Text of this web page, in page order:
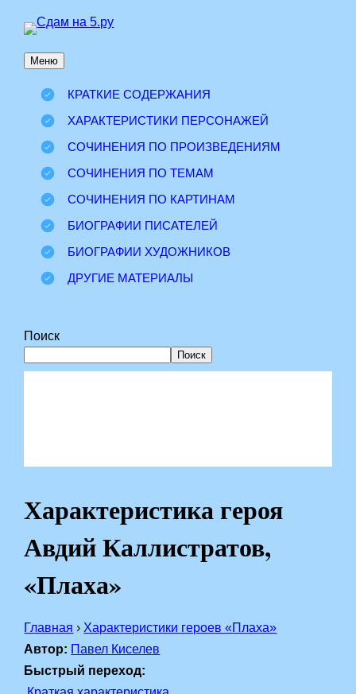
Перейти
содержимому
Меню
КРАТКИЕ СОДЕРЖАНИЯ
ХАРАКТЕРИСТИКИ ПЕРСОНАЖЕЙ
СОЧИНЕНИЯ ПО ПРОИЗВЕДЕНИЯМ
СОЧИНЕНИЯ ПО ТЕМАМ
СОЧИНЕНИЯ ПО КАРТИНАМ
БИОГРАФИИ ПИСАТЕЛЕЙ
БИОГРАФИИ ХУДОЖНИКОВ
ДРУГИЕ МАТЕРИАЛЫ
Поиск
Поиск
Характеристика героя
Авдий Каллистратов,
«Плаха»
Главная › Характеристики героев «Плаха»
Автор: Павел Киселев
Быстрый переход: